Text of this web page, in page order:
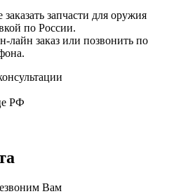
запчасти для оружия
по России.
заказ или позвонить по
РФ
Вам